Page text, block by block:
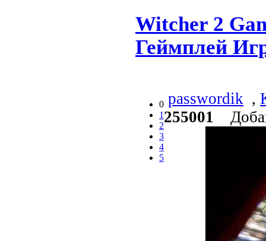
Witcher 2
Геймплей
0
1
2
3
4
5
passwordik ,
255001